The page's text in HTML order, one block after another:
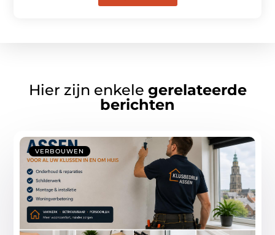
Hier zijn enkele gerelateerde
berichten
VERBOUWEN